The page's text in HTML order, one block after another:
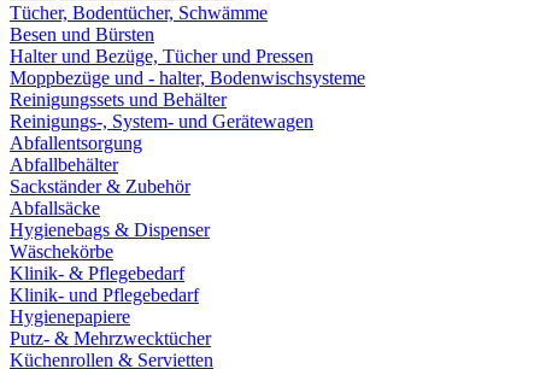
Tücher, Bodentücher, Schwämme
Besen und Bürsten
Halter und Bezüge, Tücher und Pressen
Moppbezüge und - halter, Bodenwischsysteme
Reinigungssets und Behälter
Reinigungs-, System- und Gerätewagen
Abfallentsorgung
Abfallbehälter
Sackständer & Zubehör
Abfallsäcke
Hygienebags & Dispenser
Wäschekörbe
Klinik- & Pflegebedarf
Klinik- und Pflegebedarf
Hygienepapiere
Putz- & Mehrzwecktücher
Küchenrollen & Servietten